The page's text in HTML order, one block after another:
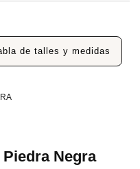
de talles y medidas
Negra